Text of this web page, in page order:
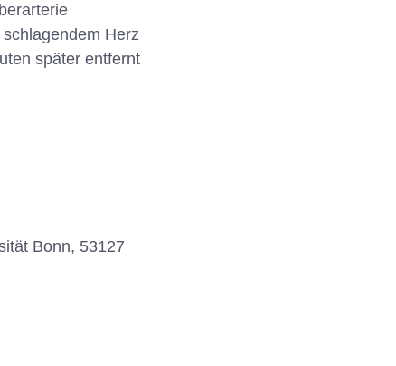
Herz
später entfernt
Bonn, 53127